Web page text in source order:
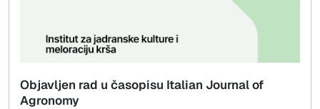
Objavljen rad u časopisu Italian Journal of
Agronomy